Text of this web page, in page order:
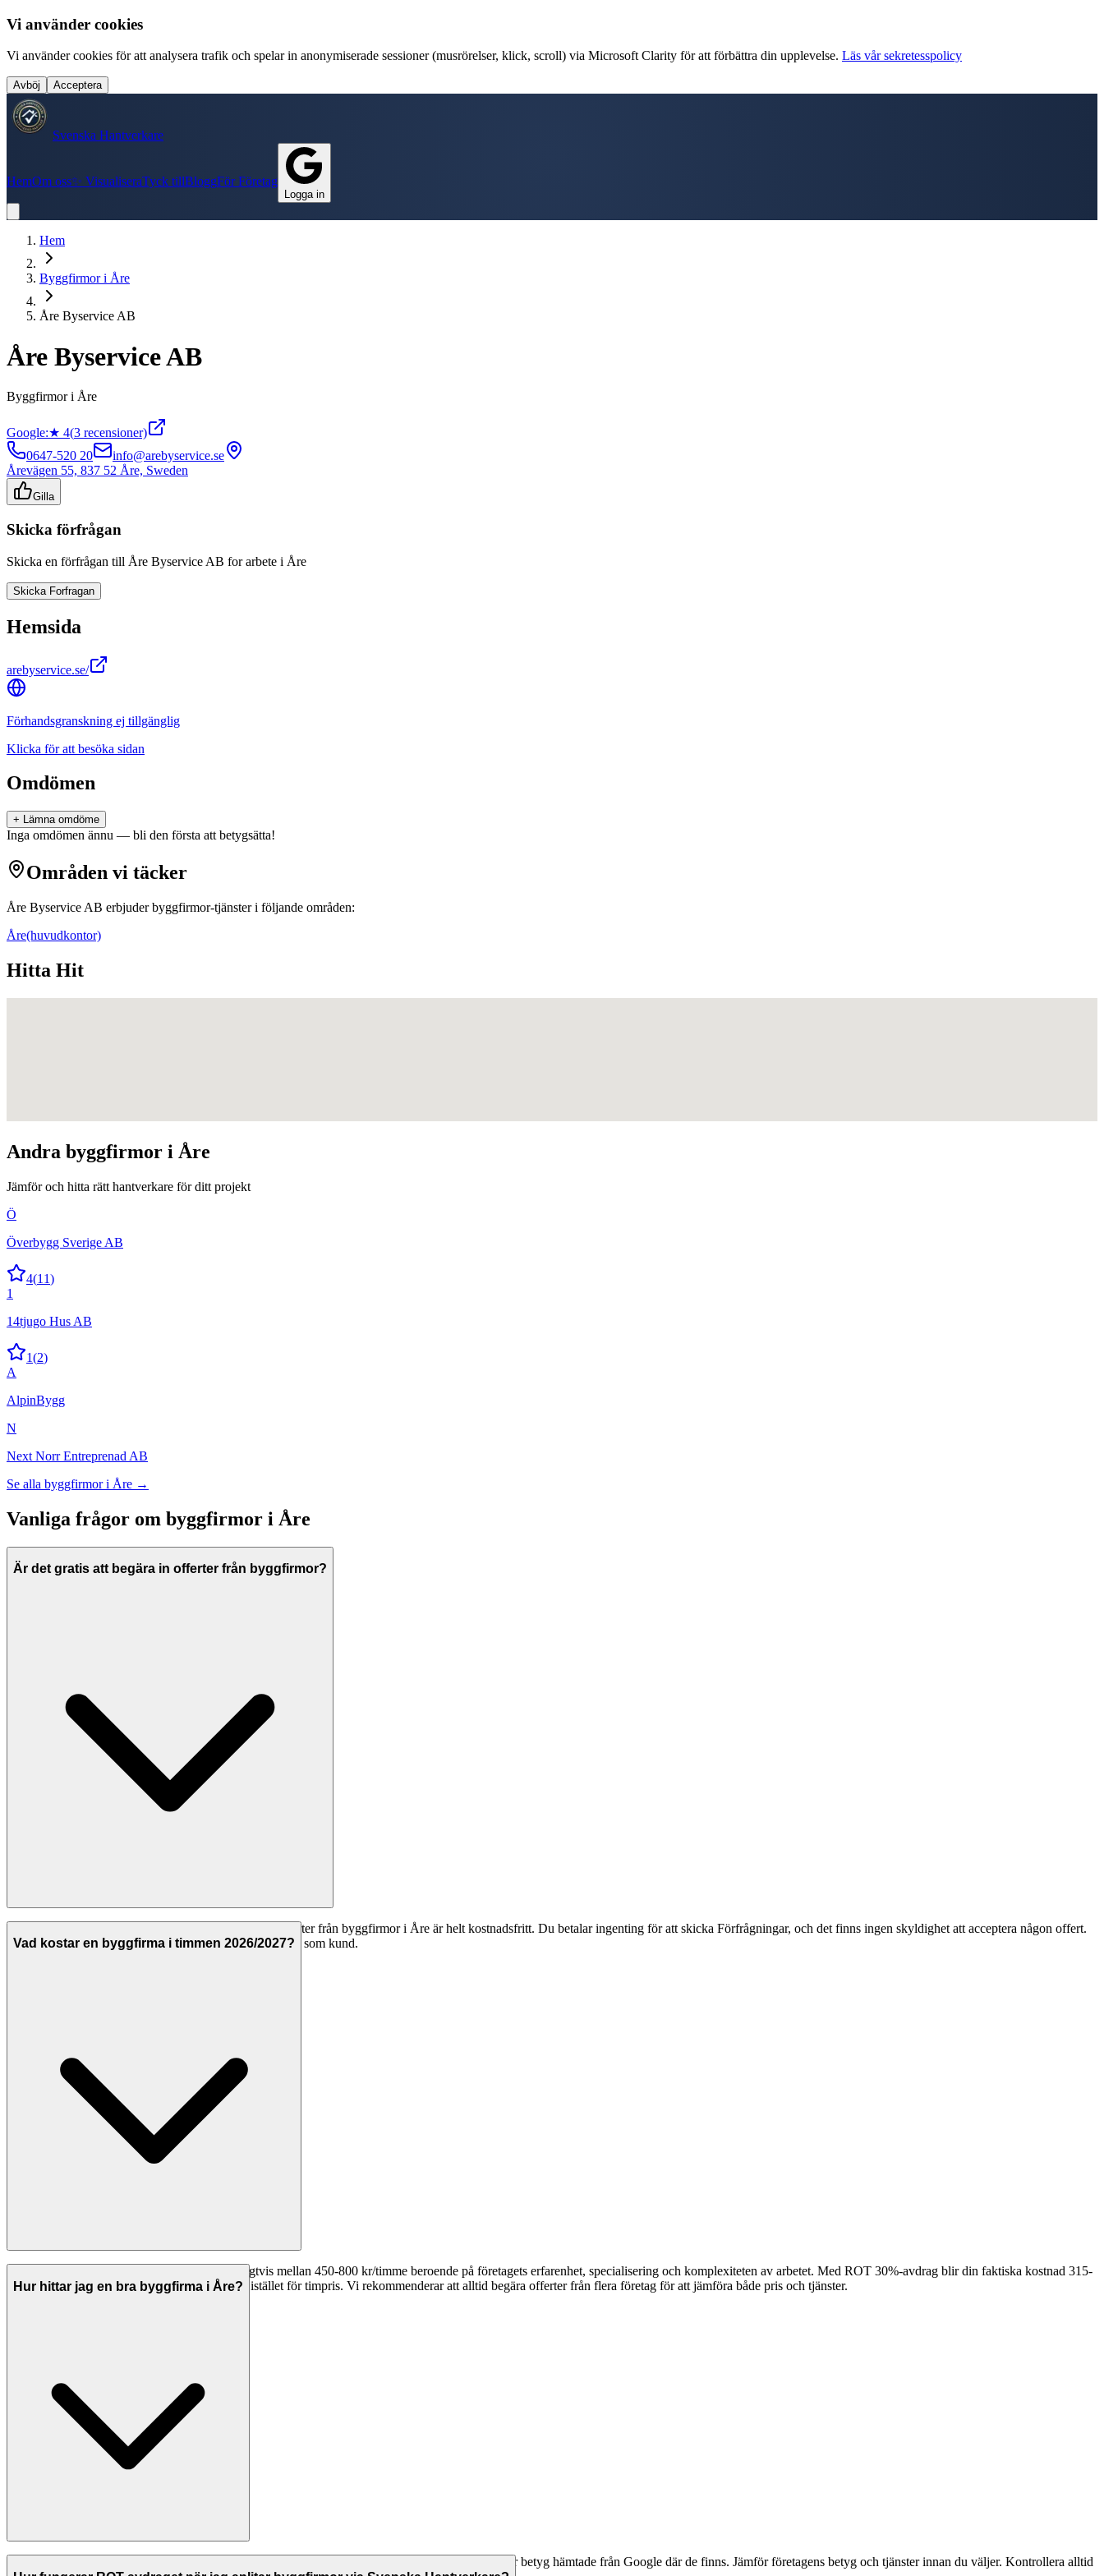
Vi använder cookies
Vi använder cookies för att analysera trafik och spelar in anonymiserade sessioner (musrörelser, klick, scroll) via Microsoft Clarity för att förbättra din upplevelse. Läs vår sekretesspolicy
Avböj Acceptera
Svenska Hantverkare
HemOm oss✨ VisualiseraTyck tillBloggFör Företag
Logga in
Hem
Byggfirmori Åre
Åre Byservice AB
Åre Byservice AB
Byggfirmori Åre
Google:★ 4(3 recensioner)
0647-520 20
info@arebyservice.se
Årevägen 55, 837 52 Åre, Sweden
Gilla
Skicka förfrågan
Skicka en förfrågan till Åre Byservice AB for arbete i Åre
Skicka Forfragan
Hemsida
arebyservice.se/
Förhandsgranskning ej tillgänglig
Klicka för att besöka sidan
Omdömen
+ Lämna omdöme
Inga omdömen ännu — bli den första att betygsätta!
Områden vi täcker
Åre Byservice AB erbjuderbyggfirmor-tjänster i följande områden:
Åre(huvudkontor)
Hitta Hit
Andra byggfirmor i Åre
Jämför och hitta rätt hantverkare för ditt projekt
Ö
Överbygg Sverige AB
4(11)
1
14tjugo Hus AB
1(2)
A
AlpinBygg
N
Next Norr Entreprenad AB
Se alla byggfirmori Åre →
Vanliga frågor om byggfirmor i Åre
Är det gratis att begära in offerter från byggfirmor?
Ja, att använda Svenska Hantverkare för att jämföra offerter från byggfirmor i Åre är helt kostnadsfritt. Du betalar ingenting för att skicka Förfrågningar, och det finns ingen skyldighet att acceptera någon offert.
Hantverkarna betalar för att synas på plattformen, inte du som kund.
Vad kostar en byggfirma i timmen 2026/2027?
Timpriserna för byggfirmor i Åre varierar vanligtvis mellan 450-800 kr/timme beroende på företagets erfarenhet, specialisering och komplexiteten av arbetet. Med ROT 30%-avdrag blir din faktiska kostnad 315-
560 kr/timme. Många företag erbjuder fast pris istället för timpris. Vi rekommenderar att alltid begära offerter från flera företag för att jämföra både pris och tjänster.
Hur hittar jag en bra byggfirma i Åre?
På Svenska Hantverkare listar vi byggfirmor i Åre med kontrollerade kontaktuppgifter, och vi visar betyg hämtade från Google där de finns. Jämför företagens betyg och tjänster innan du väljer. Kontrollera alltid